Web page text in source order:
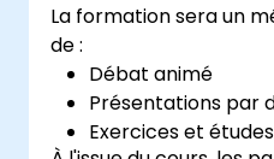
La formation sera un
de :
Débat animé
Présentations par
Exercices et